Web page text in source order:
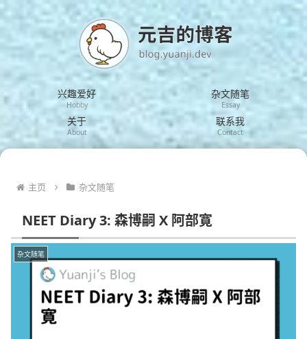
兴趣爱好
Hobby
杂文随笔
Essay
关于
About
联系我
Contact
主页 杂文随笔
NEET Diary 3: 森博嗣 X 阿部寛
杂文随笔